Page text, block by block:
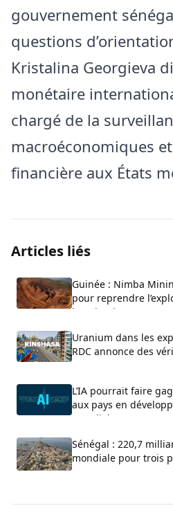
gouvernement
questions
Kristalina Georgieva
monétaire
chargé de la
macroéconomiques et
financière aux États
Articles liés
Guinée : Nimba
pour reprendre
bauxite de GAC
Uranium dans les
RDC annonce des
L’IA pourrait faire
aux pays en
mondiale
Sénégal : 220,7
mondiale pour trois